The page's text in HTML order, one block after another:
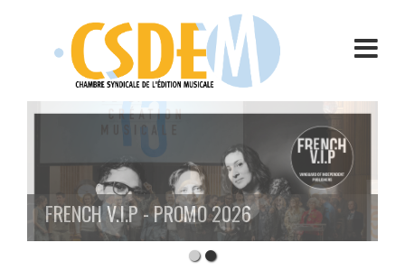
FRENCH V.I.P - PROMO 2026